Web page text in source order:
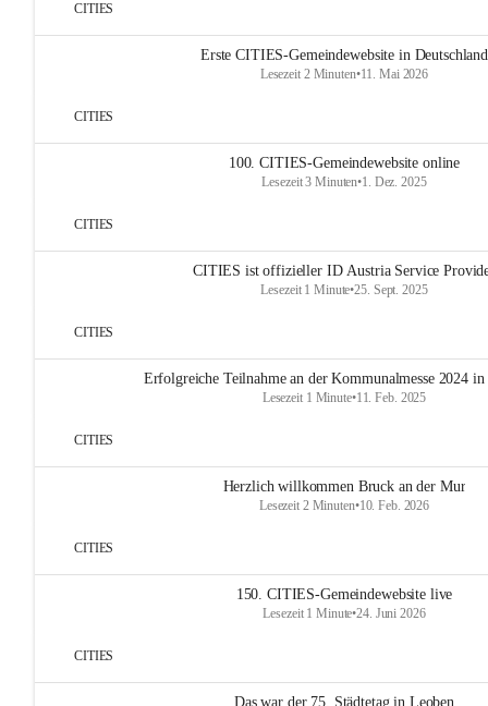
CITIES
Erste CITIES-Gemeindewebsite in Deutschland
Lesezeit 2 Minuten•11. Mai 2026
CITIES
100. CITIES-Gemeindewebsite online
Lesezeit 3 Minuten•1. Dez. 2025
CITIES
CITIES ist offizieller ID Austria Service
Lesezeit 1 Minute•25. Sept. 2025
CITIES
Erfolgreiche Teilnahme an der Kommunalmesse 2024
Lesezeit 1 Minute•11. Feb. 2025
CITIES
Herzlich willkommen Bruck an der Mur
Lesezeit 2 Minuten•10. Feb. 2026
CITIES
150. CITIES-Gemeindewebsite live
Lesezeit 1 Minute•24. Juni 2026
CITIES
Das war der 75. Städtetag in Leoben